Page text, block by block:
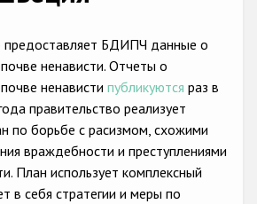
Anti-Roma hate crime
Anti-Semitic hate crime
Muslim hate crime
Christian hate crime
based on religion or belief
предоставляет БДИПЧ данные о
ненависти. Отчеты о
ненависти публикуются раз в
правительство реализует
по борьбе с расизмом, схожими
враждебности и преступлениями
План использует комплексный
в себя стратегии и меры по